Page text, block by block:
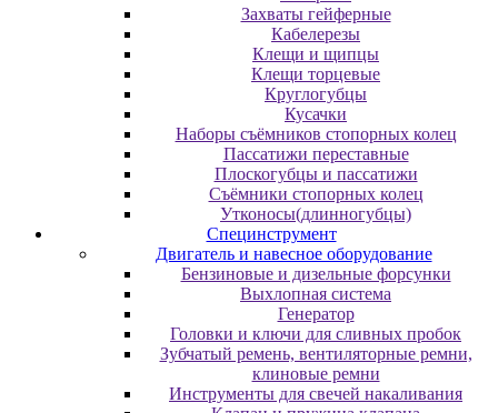
Захваты гейферные
Кабелерезы
Клещи и щипцы
Клещи торцевые
Круглогубцы
Кусачки
Наборы съёмников стопорных колец
Пассатижи переставные
Плоскогубцы и пассатижи
Съёмники стопорных колец
Утконосы(длинногубцы)
Специнструмент
Двигатель и навесное оборудование
Бензиновые и дизельные форсунки
Выхлопная система
Генератор
Головки и ключи для сливных пробок
Зубчатый ремень, вентиляторные ремни,
клиновые ремни
Инструменты для свечей накаливания